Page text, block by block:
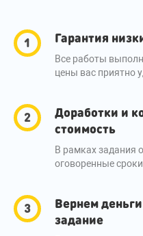
Гарантия
Все работы
цены вас приятно
Доработки и
стоимость
В рамках задания
оговоренные сроки.
Вернем
задание